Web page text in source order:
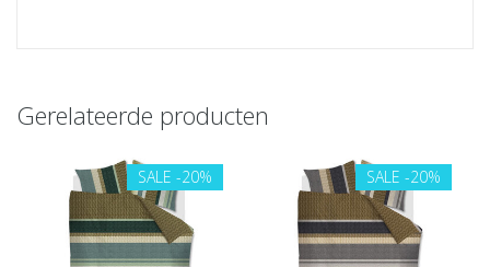
Gerelateerde producten
SALE -20% SALE -20%